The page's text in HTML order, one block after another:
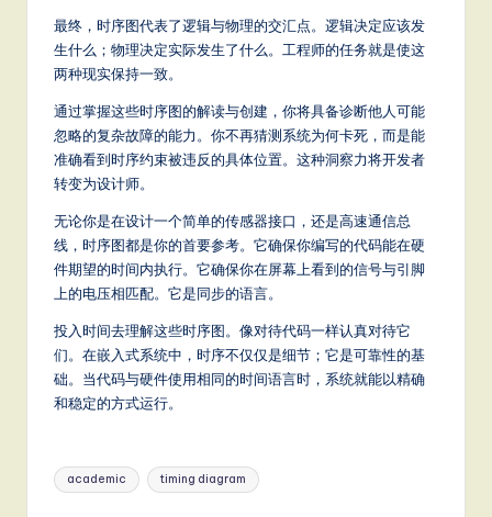
最终，时序图代表了逻辑与物理的交汇点。逻辑决定应该发
生什么；物理决定实际发生了什么。工程师的任务就是使这
两种现实保持一致。
通过掌握这些时序图的解读与创建，你将具备诊断他人可能
忽略的复杂故障的能力。你不再猜测系统为何卡死，而是能
准确看到时序约束被违反的具体位置。这种洞察力将开发者
转变为设计师。
无论你是在设计一个简单的传感器接口，还是高速通信总
线，时序图都是你的首要参考。它确保你编写的代码能在硬
件期望的时间内执行。它确保你在屏幕上看到的信号与引脚
上的电压相匹配。它是同步的语言。
投入时间去理解这些时序图。像对待代码一样认真对待它
们。在嵌入式系统中，时序不仅仅是细节；它是可靠性的基
础。当代码与硬件使用相同的时间语言时，系统就能以精确
和稳定的方式运行。
Tags:
academic timing diagram